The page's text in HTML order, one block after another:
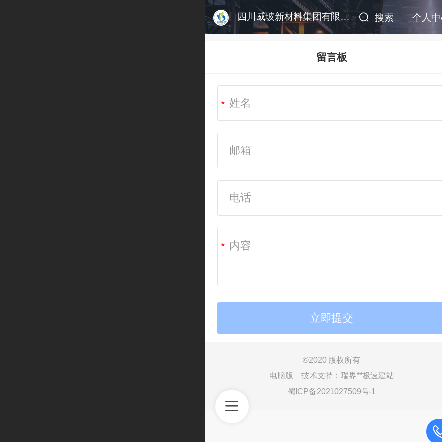
四川威玻新材料集团有限公司 搜索 个人
留言板
*
*
©2020 版权所有
电脑版
技术支持： 瑞界**极速建站
蜀ICP备2021027509号-1